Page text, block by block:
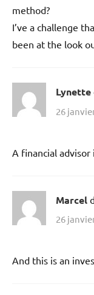
method?
I’ve a challenge
been at the look
Lynette
26
A financial advisor
Marcel
26
And this is an